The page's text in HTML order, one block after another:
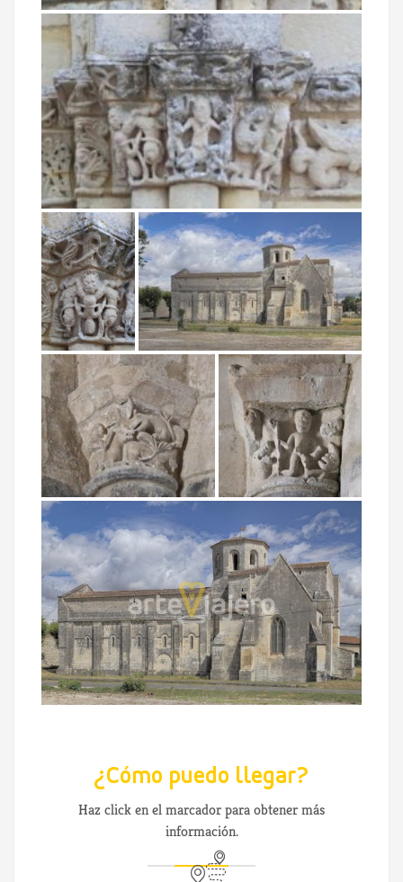
¿Cómo puedo llegar?
Haz click en el marcador para obtener más
información.